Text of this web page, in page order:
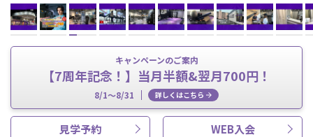
キャンペーンのご案内
【7周年記念！】当月半額&翌月700円！
8/1～8/31 詳しくはこちら
見学予約 WEB入会